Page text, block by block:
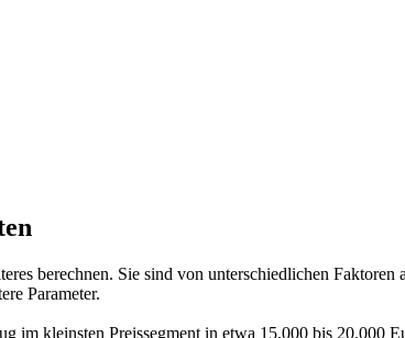
berechnen. Sie sind von unterschiedlichen
Parameter.
im kleinsten Preissegment in etwa 15.000 bis 20.000